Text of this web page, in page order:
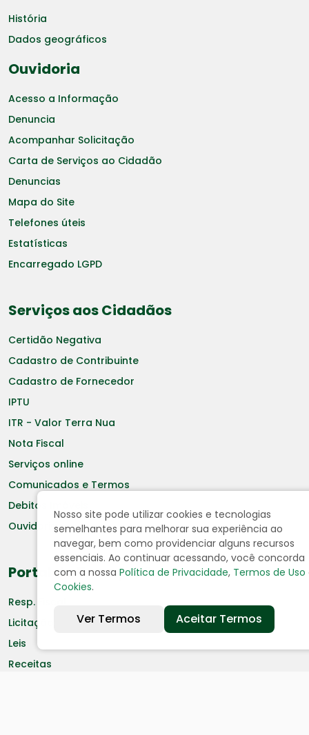
História
Dados geográficos
Ouvidoria
Acesso a Informação
Denuncia
Acompanhar Solicitação
Carta de Serviços ao Cidadão
Denuncias
Mapa do Site
Telefones úteis
Estatísticas
Encarregado LGPD
Serviços aos Cidadãos
Certidão Negativa
Cadastro de Contribuinte
Cadastro de Fornecedor
IPTU
ITR - Valor Terra Nua
Nota Fiscal
Serviços online
Comunicados e Termos
Debitos Imóveis
Ouvidoria
Portal da Transparência
Resp. Fiscal
Licitação
Leis
Receitas
Nosso site pode utilizar cookies e tecnologias
semelhantes para melhorar sua experiência ao
navegar, bem como providenciar alguns recursos
essenciais. Ao continuar acessando, você concorda
com a nossa Política de Privacidade, Termos de Uso
Cookies.
Ver Termos Aceitar Termos